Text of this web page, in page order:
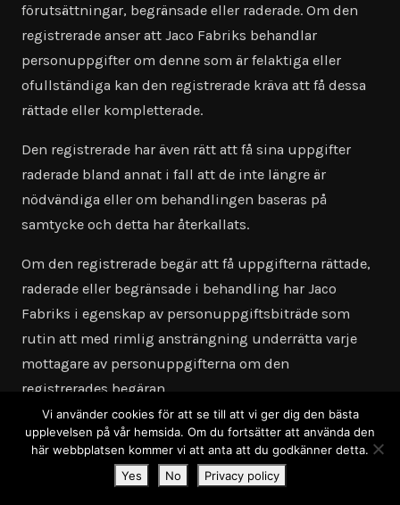
förutsättningar, begränsade eller raderade. Om den
registrerade anser att Jaco Fabriks behandlar
personuppgifter om denne som är felaktiga eller
ofullständiga kan den registrerade kräva att få dessa
rättade eller kompletterade.
Den registrerade har även rätt att få sina uppgifter
raderade bland annat i fall att de inte längre är
nödvändiga eller om behandlingen baseras på
samtycke och detta har återkallats.
Om den registrerade begär att få uppgifterna rättade,
raderade eller begränsade i behandling har Jaco
Fabriks i egenskap av personuppgiftsbiträde som
rutin att med rimlig ansträngning underrätta varje
mottagare av personuppgifterna om den
registrerades begäran.
3.3 Rätt att invända
Den registrerade har rätt att när som helst invända
Vi använder cookies för att se till att vi ger dig den bästa
upplevelsen på vår hemsida. Om du fortsätter att använda den
här webbplatsen kommer vi att anta att du godkänner detta.
Yes
No Privacy policy